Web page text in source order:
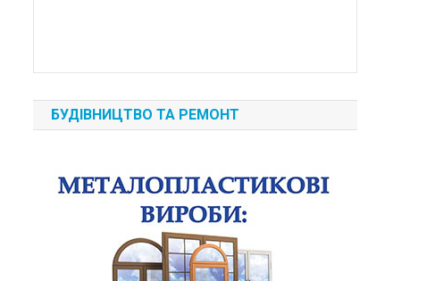
БУДІВНИЦТВО ТА РЕМОНТ